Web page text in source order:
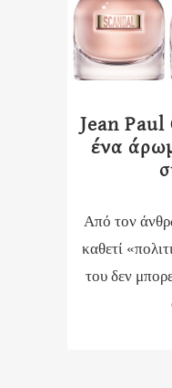
Jean
ένα
Από τον
καθετί
του δεν